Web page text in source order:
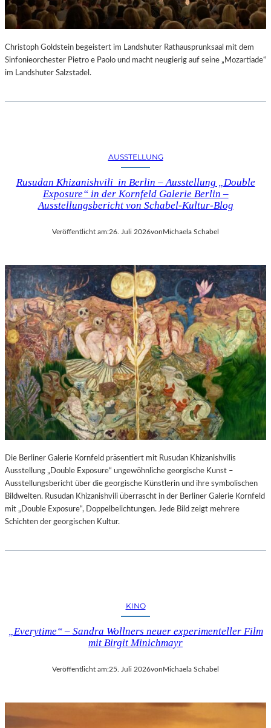
Christoph Goldstein begeistert im Landshuter Rathausprunksaal mit dem
Sinfonieorchester Pietro e Paolo und macht neugierig auf seine „Mozartiade“
im Landshuter Salzstadel.
AUSSTELLUNG
Rusudan Khizanishvili in Berlin – Ausstellung „Double
Exposure“ in der Kornfeld Galerie Berlin –
Ausstellungsbericht von Schabel-Kultur-Blog
Veröffentlicht am:26. Juli 2026von Michaela Schabel
Die Berliner Galerie Kornfeld präsentiert mit Rusudan Khizanishvilis
Ausstellung „Double Exposure“ ungewöhnliche georgische Kunst –
Ausstellungsbericht über die georgische Künstlerin und ihre symbolischen
Bildwelten. Rusudan Khizanishvili überrascht in der Berliner Galerie Kornfeld
mit „Double Exposure“, Doppelbelichtungen. Jede Bild zeigt mehrere
Schichten der georgischen Kultur.
KINO
„Everytime“ – Sandra Wollners neuer experimenteller Film
mit Birgit Minichmayr
Veröffentlicht am:25. Juli 2026von Michaela Schabel